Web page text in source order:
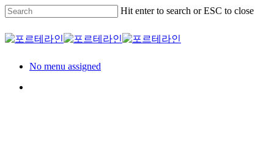
Skip
to
main
content
Hit enter to search or ESC to close
Close
Menu
No menu assigned